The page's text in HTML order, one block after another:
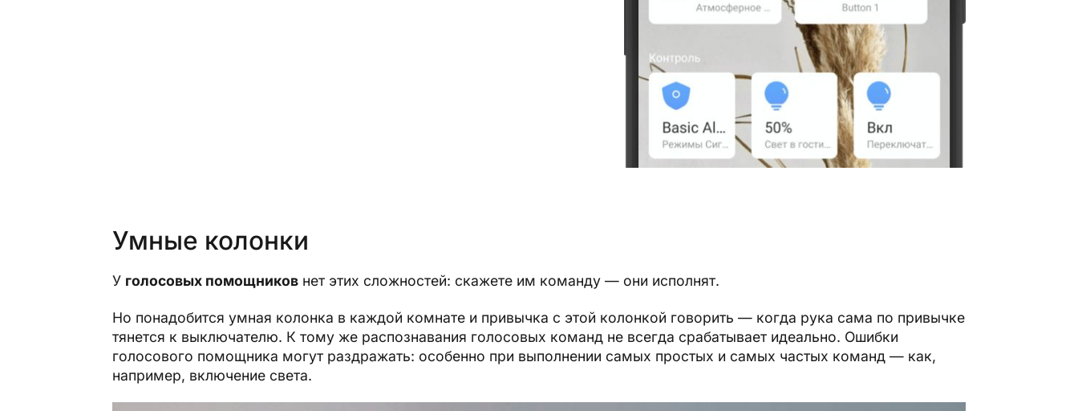
Умные колонки
У голосовых помощников нет этих сложностей: скажете им команду — они исполнят.
Но понадобится умная колонка в каждой комнате и привычка с этой колонкой говорить — когда рука сама по привычке
тянется к выключателю. К тому же распознавания голосовых команд не всегда срабатывает идеально. Ошибки
голосового помощника могут раздражать: особенно при выполнении самых простых и самых частых команд — как,
например, включение света.